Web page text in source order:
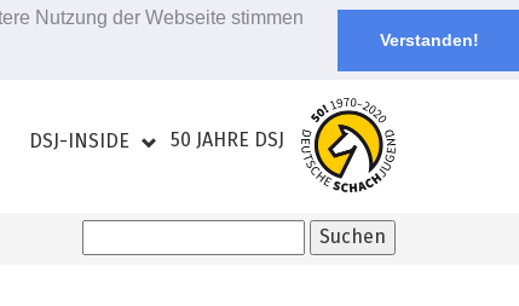
Nutzung der Webseite stimmen
Verstanden!
DSJ-INSIDE 50 JAHRE DSJ